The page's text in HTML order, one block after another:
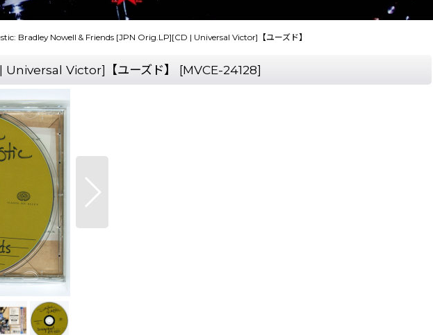
Bradley Nowell & Friends [JPN Orig.LP][CD | Universal Victor]【ユーズド】
Victor]【ユーズド】 [MVCE-24128]